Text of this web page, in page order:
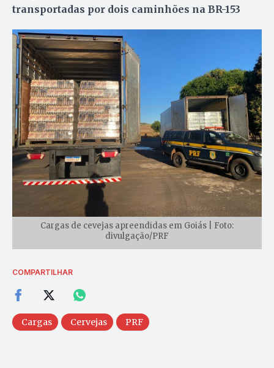
transportadas por dois caminhões na BR-153
Cargas de cevejas apreendidas em Goiás | Foto:
divulgação/PRF
COMPARTILHAR
Cargas Cervejas PRF